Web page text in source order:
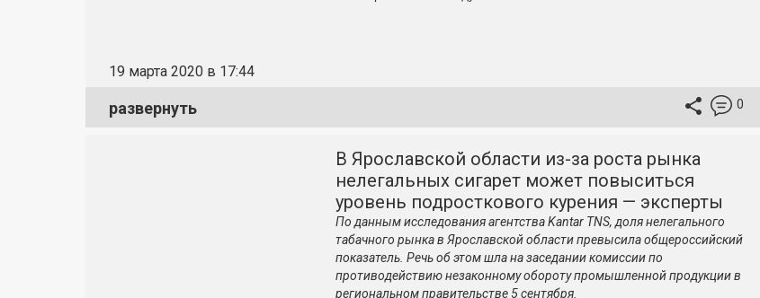
19 марта 2020 в 17:44
развернуть 0
В Ярославской области из-за роста рынка
нелегальных сигарет может повыситься
уровень подросткового курения — эксперты
По данным исследования агентства Kantar TNS, доля нелегального
табачного рынка в Ярославской области превысила общероссийский
показатель. Речь об этом шла на заседании комиссии по
противодействию незаконному обороту промышленной продукции в
региональном правительстве 5 сентября.